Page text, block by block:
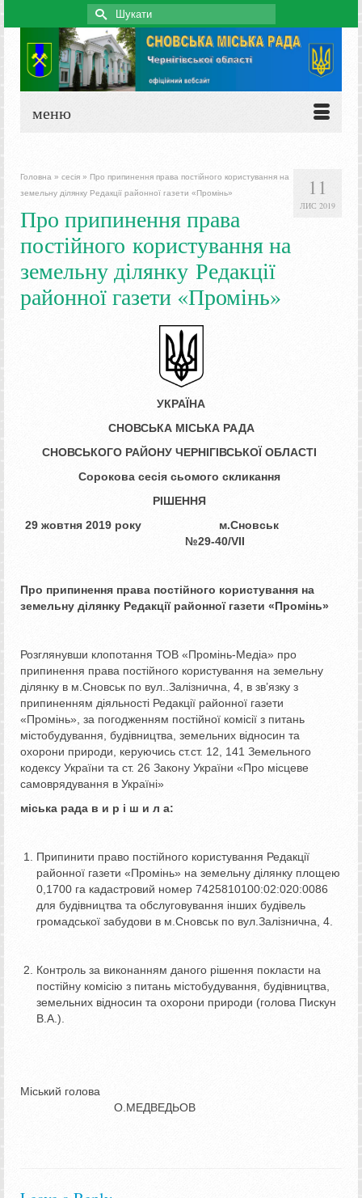
Search
for:
меню
11
ЛИС 2019
Головна » сесія » Про припинення права постійного користування на
земельну ділянку Редакції районної газети «Промінь»
Про припинення права
постійного користування на
земельну ділянку Редакції
районної газети «Промінь»
УКРАЇНА
СНОВСЬКА МІСЬКА РАДА
СНОВСЬКОГО РАЙОНУ ЧЕРНІГІВСЬКОЇ ОБЛАСТІ
Сорокова сесія сьомого скликання
РІШЕННЯ
29 жовтня 2019 року
м.Сновськ
№29-40/VII
Про припинення права постійного користування на
земельну ділянку Редакції районної газети «Промінь»
Розглянувши клопотання ТОВ «Промінь-Медіа» про
припинення права постійного користування на земельну
ділянку в м.Сновськ по вул..Залізнична, 4, в зв’язку з
припиненням діяльності Редакції районної газети
«Промінь», за погодженням постійної комісії з питань
містобудування, будівництва, земельних відносин та
охорони природи, керуючись ст.ст. 12, 141 Земельного
кодексу України та ст. 26 Закону України «Про місцеве
самоврядування в Україні»
міська рада в и р і ш и л а:
Припинити право постійного користування Редакції
районної газети «Промінь» на земельну ділянку площею
0,1700 га кадастровий номер 7425810100:02:020:0086
для будівництва та обслуговування інших будівель
громадської забудови в м.Сновськ по вул.Залізнична, 4.
Контроль за виконанням даного рішення покласти на
постійну комісію з питань містобудування, будівництва,
земельних відносин та охорони природи (голова Пискун
В.А.).
Міський голова
О.МЕДВЕДЬОВ